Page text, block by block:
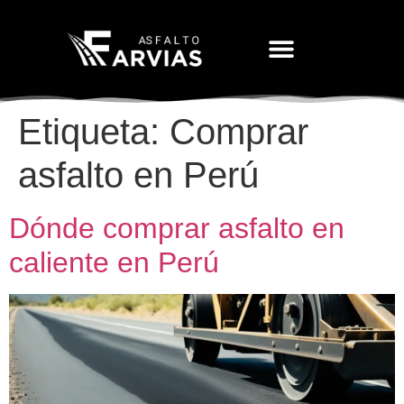
Etiqueta: Comprar
asfalto en Perú
Dónde comprar asfalto en
caliente en Perú